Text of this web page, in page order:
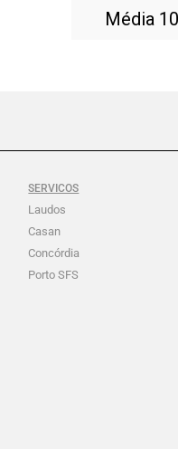
SERVICOS
Laudos
Casan
Concórdia
Porto SFS